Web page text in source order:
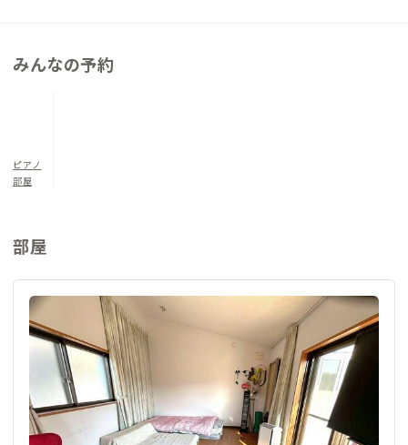
2階ベランダも、読書や昼寝などリラックスタイムを過ごす場所
美味しいカツオのお店はどこ？伝統工芸の紙すきがしたい、カ
みんなの予約
ピアノ
部屋
部屋